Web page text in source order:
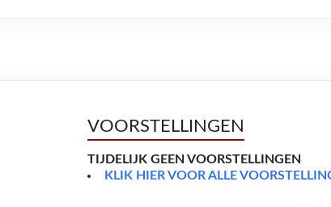
VOORSTELLINGEN
TIJDELIJK GEEN VOORSTELLINGEN
KLIK HIER VOOR ALLE